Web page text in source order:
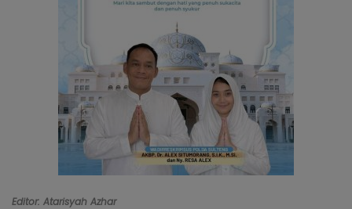
Editor: Atarisyah Azhar